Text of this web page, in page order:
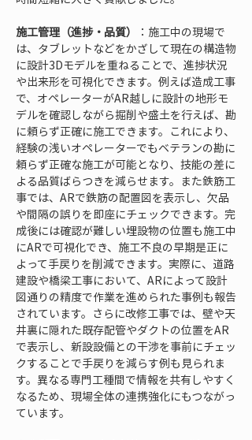
施工管理（進捗・品質）
：施工中の現場で
は、タブレットなどをかざして現在の構造物
に設計3Dモデルを重ねることで、進捗状況
や出来形を可視化できます。例えば造成工事
で、オペレーターがAR越しに設計の地形モ
デルを確認しながら掘削や盛土を行えば、勘
に頼らず正確に施工できます。これにより、
経験の浅いオペレーターでもベテランの勘に
頼らず正確な施工が可能となり、技能の差に
よる品質ばらつきを減らせます。また鉄筋工
事では、ARで鉄筋の配置図を表示し、欠品
や間隔の誤りを即座にチェックできます。完
成後には確認が難しい埋設物の位置も施工中
にARで可視化でき、施工不良の早期是正に
よって手戻りを削減できます。実際に、道路
建設や橋梁工事において、ARによって設計
図通りの精度で作業を進められた事例も報告
されています。さらに改修工事では、壁や天
井裏に隠れた既存配管やダクトの位置をAR
で表示し、新設設備との干渉を事前にチェッ
クすることで手戻りを減らす例も見られま
す。異なる専門工種間で情報を共有しやすく
なるため、現場全体の連携強化にもつながっ
ています。